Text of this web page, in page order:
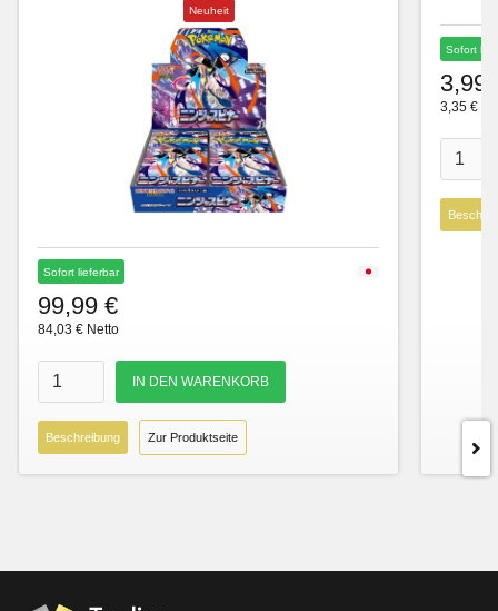
Neuheit
Sofort lieferbar
99,99 €
84,03 € Netto
Beschreibung Zur Produktseite
Sofort
3,99
3,35 €